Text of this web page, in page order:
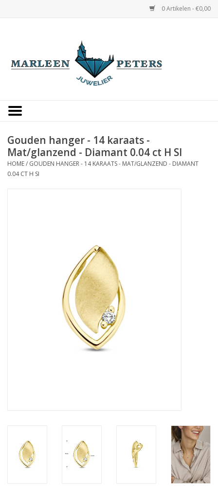
0 Artikelen - €0,00
Occasions
Cadeaukaarten
Gouden hanger - 14 karaats -
Mat/glanzend - Diamant 0.04 ct H SI
HOME/ GOUDEN HANGER - 14 KARAATS - MAT/GLANZEND - DIAMANT
0.04 CT H SI